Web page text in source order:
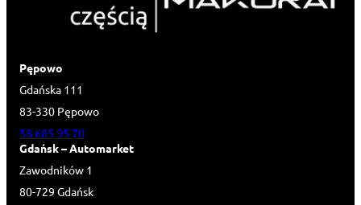
Pępowo
Gdańska 111
83-330 Pępowo
58 685 95 70
Gdańsk – Automarket
Zawodników 1
80-729 Gdańsk